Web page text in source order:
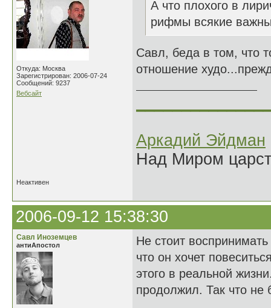
Откуда: Москва
Зарегистрирован: 2006-07-24
Сообщений: 9237
Вебсайт
А что плохого в
рифмы всякие
Савл, беда в том, что
отношение
Аркадий Эйдман
Над Миром
Неактивен
2006-09-12 15:38:30
Савл Иноземцев
антиАпостол
Не стоит
что он хочет
этого в реальной
продолжил. Так что не